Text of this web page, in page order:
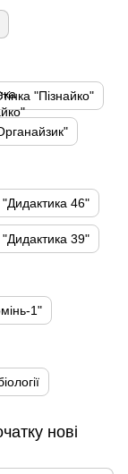
"Пізнайко"
"Дидактика 46"
"Дидактика 39"
1"
нові